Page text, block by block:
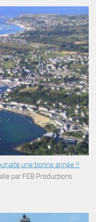
une bonne année !!
par FEB Productions